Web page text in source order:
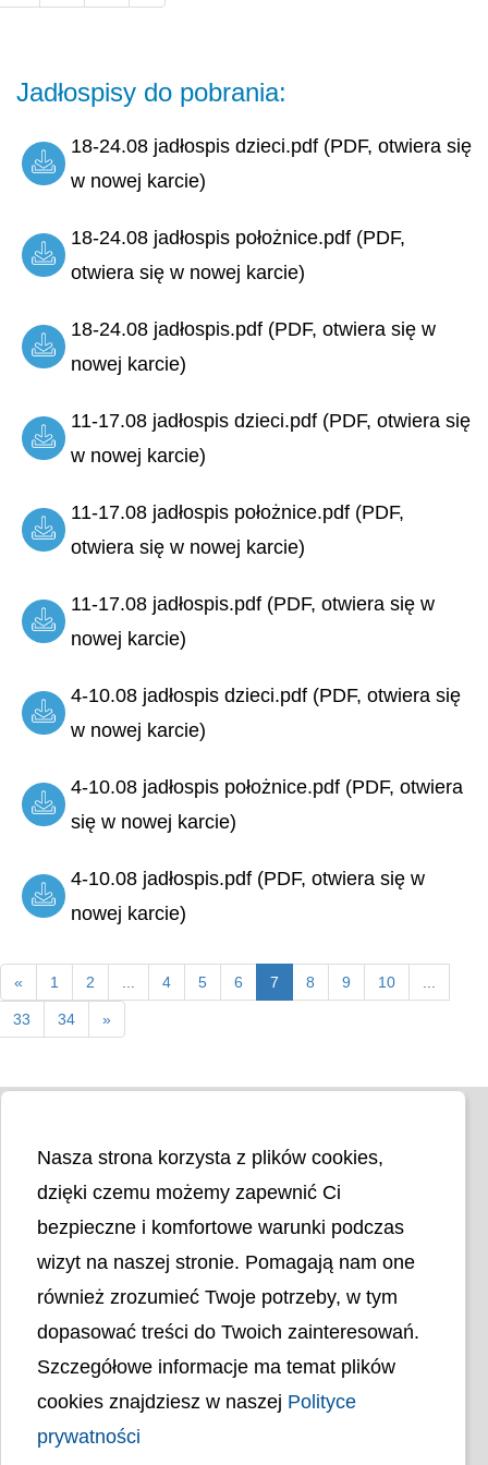
Jadłospisy do pobrania:
18-24.08 jadłospis dzieci.pdf (PDF, otwiera się
w nowej karcie)
18-24.08 jadłospis położnice.pdf (PDF,
otwiera się w nowej karcie)
18-24.08 jadłospis.pdf (PDF, otwiera się w
nowej karcie)
11-17.08 jadłospis dzieci.pdf (PDF, otwiera się
w nowej karcie)
11-17.08 jadłospis położnice.pdf (PDF,
otwiera się w nowej karcie)
11-17.08 jadłospis.pdf (PDF, otwiera się w
nowej karcie)
4-10.08 jadłospis dzieci.pdf (PDF, otwiera się
w nowej karcie)
4-10.08 jadłospis położnice.pdf (PDF, otwiera
się w nowej karcie)
4-10.08 jadłospis.pdf (PDF, otwiera się w
nowej karcie)
« 1 2 4 5 6 7 8 9 10
33 34 »
Liczba odwiedzin
Polityka prywatności
Mapa strony
Ochrona Danych Osobowych
Deklaracja Dostępności
Nasza strona korzysta z plików cookies,
dzięki czemu możemy zapewnić Ci
bezpieczne i komfortowe warunki podczas
wizyt na naszej stronie. Pomagają nam one
również zrozumieć Twoje potrzeby, w tym
dopasować treści do Twoich zainteresowań.
Szczegółowe informacje ma temat plików
cookies znajdziesz w naszej Polityce
prywatności